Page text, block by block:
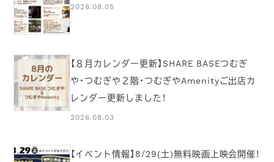
2026.08.05
【８月カレンダー更新】SHARE BASEつむぎ
や・つむぎや２階・つむぎやAmenityご出店カ
レンダー更新しました！
2026.08.03
【イベント情報】8/29(土)無料映画上映会開催！